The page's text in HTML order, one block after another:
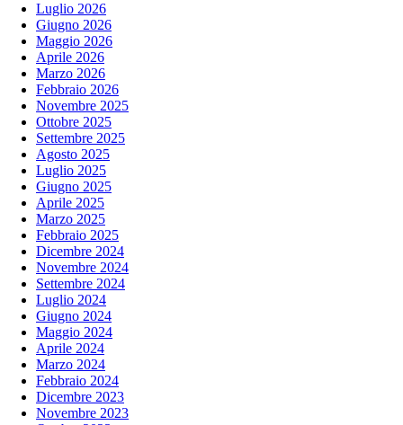
Luglio 2026
Giugno 2026
Maggio 2026
Aprile 2026
Marzo 2026
Febbraio 2026
Novembre 2025
Ottobre 2025
Settembre 2025
Agosto 2025
Luglio 2025
Giugno 2025
Aprile 2025
Marzo 2025
Febbraio 2025
Dicembre 2024
Novembre 2024
Settembre 2024
Luglio 2024
Giugno 2024
Maggio 2024
Aprile 2024
Marzo 2024
Febbraio 2024
Dicembre 2023
Novembre 2023